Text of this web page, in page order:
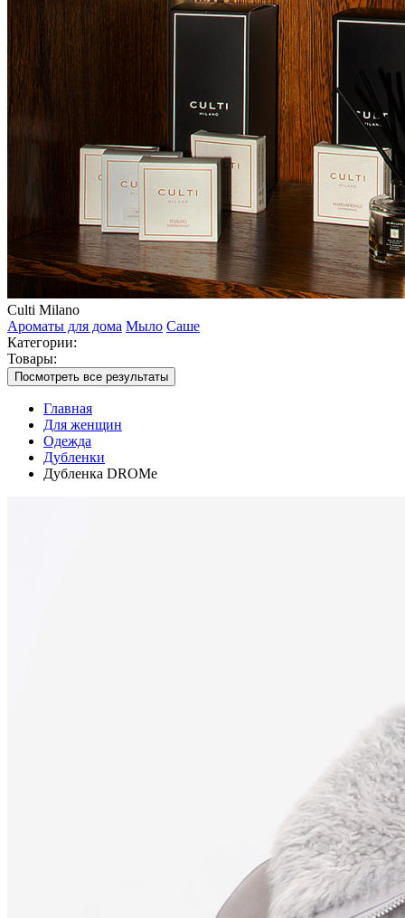
Culti Milano
Ароматы для дома Мыло Саше
Категории:
Товары:
Посмотреть все результаты
Главная
Для женщин
Одежда
Дубленки
Дубленка DROMe